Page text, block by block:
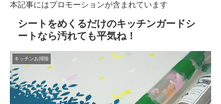
本記事にはプロモーションが含まれています
シートをめくるだけのキッチンガードシ
ートなら汚れても平気ね！
キッチンお掃除